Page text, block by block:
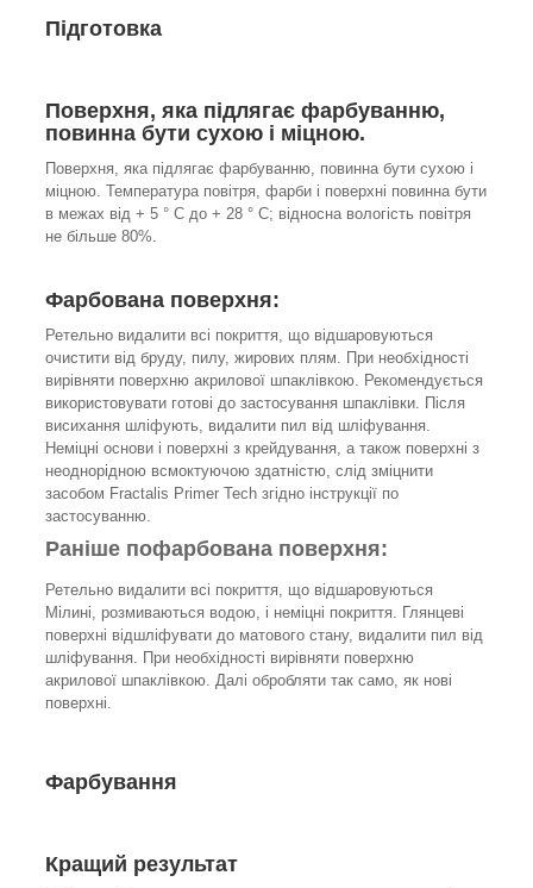
Підготовка
Поверхня, яка підлягає фарбуванню,
повинна бути сухою і міцною.
Поверхня, яка підлягає фарбуванню, повинна бути сухою і
міцною. Температура повітря, фарби і поверхні повинна бути
в межах від + 5 ° С до + 28 ° С; відносна вологість повітря
не більше 80%.
Фарбована поверхня:
Ретельно видалити всі покриття, що відшаровуються
очистити від бруду, пилу, жирових плям. При необхідності
вирівняти поверхню акрилової шпаклівкою. Рекомендується
використовувати готові до застосування шпаклівки. Після
висихання шліфують, видалити пил від шліфування.
Неміцні основи і поверхні з крейдування, а також поверхні з
неоднорідною всмоктуючою здатністю, слід зміцнити
засобом Fractalis Primer Tech згідно інструкції по
застосуванню.
Раніше пофарбована поверхня:
Ретельно видалити всі покриття, що відшаровуються
Мілині, розмиваються водою, і неміцні покриття. Глянцеві
поверхні відшліфувати до матового стану, видалити пил від
шліфування. При необхідності вирівняти поверхню
акрилової шпаклівкою. Далі обробляти так само, як нові
поверхні.
Фарбування
Кращий результат